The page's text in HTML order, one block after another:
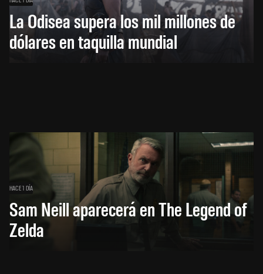
La Odisea supera los mil millones de
dólares en taquilla mundial
HACE 1 DÍA
Sam Neill aparecerá en The Legend of
Zelda